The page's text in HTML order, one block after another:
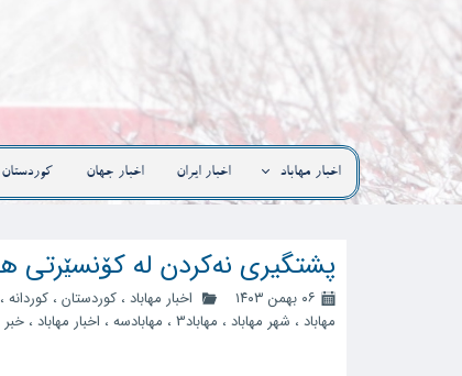
اخبار مهاباد اخبار ایران اخبار جهان کوردستان
پشتگیری نەکردن لە کۆنسێرتی
۰۶ بهمن ۱۴۰۳ اخبار مهاباد ،کوردستان ،کوردانه
مهاباد ، شهر مهاباد ، مهاباد3 ، مهابادسه ، اخبار مهاباد ،خبر